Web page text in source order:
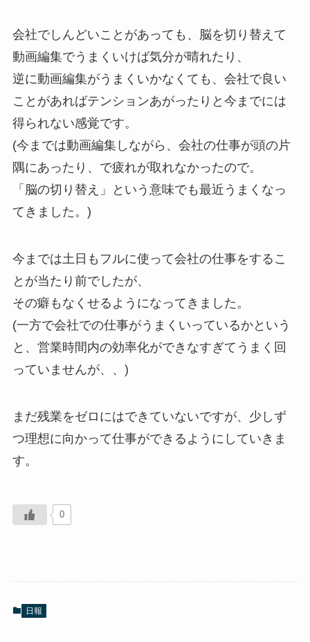
会社でしんどいことがあっても、脳を切り替えて
動画編集でうまくいけば気分が晴れたり、
逆に動画編集がうまくいかなくても、会社で良い
ことがあればテンションあがったりと今までには
得られない感覚です。
(今までは動画編集しながら、会社の仕事が頭の片
隅にあったり、で疲れが取れなかったので。
「脳の切り替え」という意味でも最近うまくなっ
てきました。)
今までは土日もフルに使って会社の仕事をするこ
とが当たり前でしたが、
その癖もなくせるようになってきました。
(一方で会社での仕事がうまくいっているかという
と、営業時間内の効率化ができなすぎてうまく回
っていませんが、、)
まだ残業をゼロにはできていないですが、少しず
つ理想に向かって仕事ができるようにしていきま
す。
0
日報